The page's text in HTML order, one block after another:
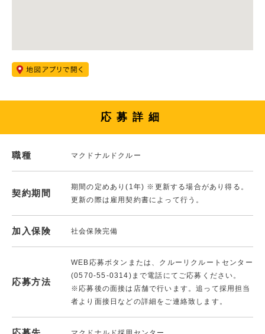
応募詳細
職種 マクドナルドクルー
契約期間
期間の定めあり(1年) ※更新する場合があり得る。
更新の際は雇用契約書によって行う。
加入保険 社会保険完備
応募方法
WEB応募ボタンまたは、クルーリクルートセンター
(0570-55-0314)まで電話にてご応募ください。
※応募後の面接は店舗で行います。追って採用担当
者より面接日などの詳細をご連絡致します。